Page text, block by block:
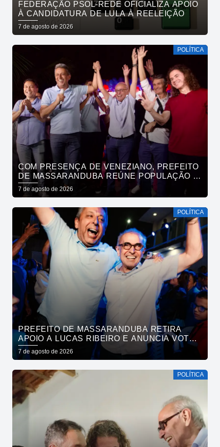
FEDERAÇÃO PSOL-REDE OFICIALIZA APOIO
À CANDIDATURA DE LULA À REELEIÇÃO
7 de agosto de 2026
POLÍTICA
COM PRESENÇA DE VENEZIANO, PREFEITO
DE MASSARANDUBA REÚNE POPULAÇÃO E
ANUNCIA APOIO A CÍCERO LUCENA
7 de agosto de 2026
POLÍTICA
PREFEITO DE MASSARANDUBA RETIRA
APOIO A LUCAS RIBEIRO E ANUNCIA VOTO
EM CÍCERO PARA O GOVERNO
7 de agosto de 2026
POLÍTICA